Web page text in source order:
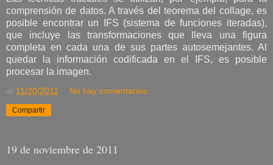
comprensión de datos. A través del teorema del collage, es
posible encontrar un IFS (sistema de funciones iteradas),
que incluye las transformaciones que lleva una figura
completa en cada una de sus partes autosemejantes. Al
quedar la información codificada en el IFS, es posible
procesar la imagen.
at 11/20/2011 No hay comentarios:
Compartir
19 de noviembre de 2011